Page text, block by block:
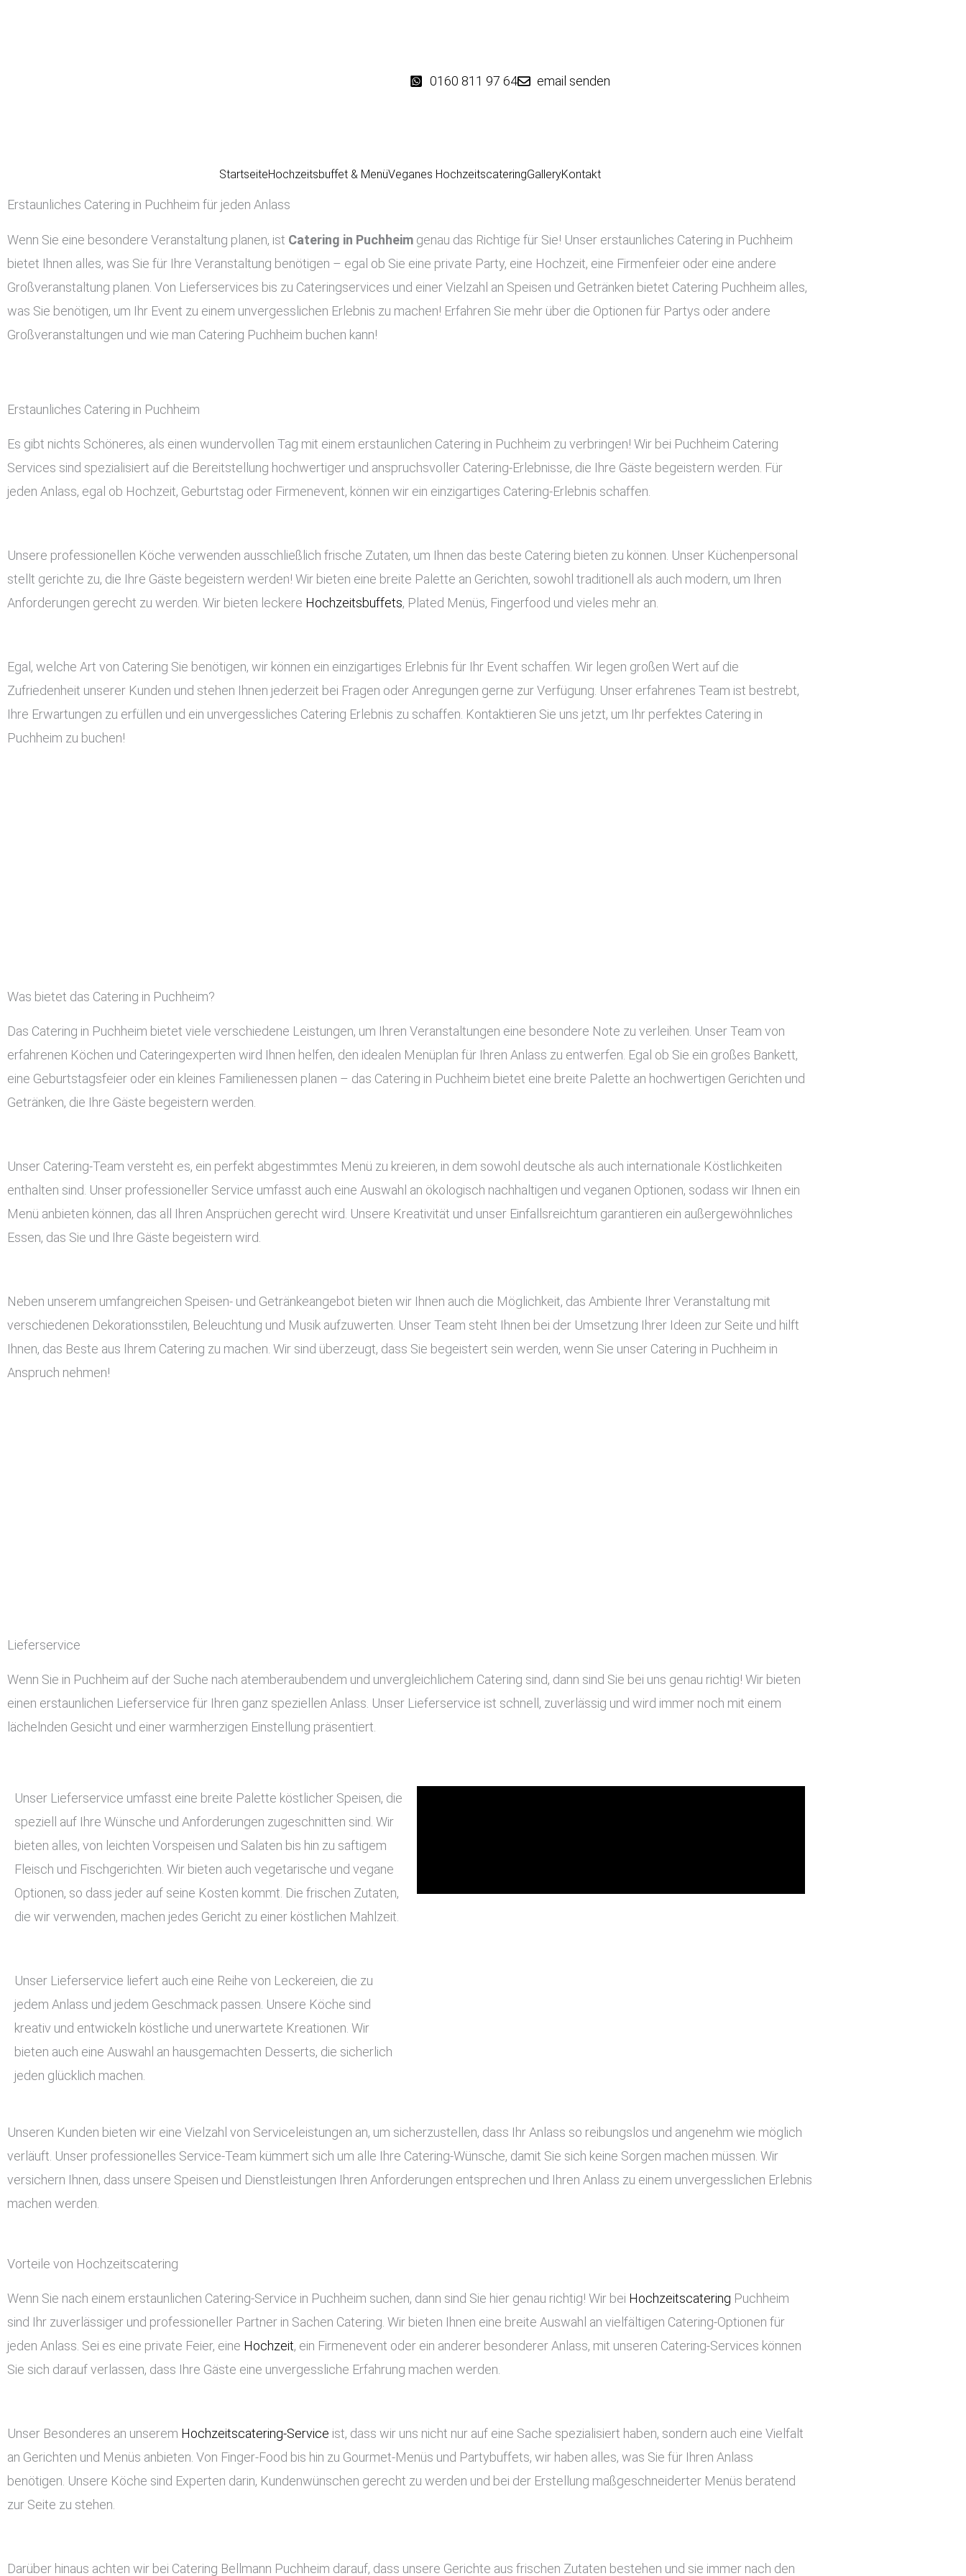
0160 811 97 64
email senden
StartseiteHochzeitsbuffet & MenüVeganes HochzeitscateringGalleryKontakt
Erstaunliches Catering in Puchheim für jeden Anlass
Wenn Sie eine besondere Veranstaltung planen, ist Catering in Puchheim genau das Richtige für Sie! Unser erstaunliches Catering in Puchheim
bietet Ihnen alles, was Sie für Ihre Veranstaltung benötigen – egal ob Sie eine private Party, eine Hochzeit, eine Firmenfeier oder eine andere
Großveranstaltung planen. Von Lieferservices bis zu Cateringservices und einer Vielzahl an Speisen und Getränken bietet Catering Puchheim alles,
was Sie benötigen, um Ihr Event zu einem unvergesslichen Erlebnis zu machen! Erfahren Sie mehr über die Optionen für Partys oder andere
Großveranstaltungen und wie man Catering Puchheim buchen kann!
Erstaunliches Catering in Puchheim
Es gibt nichts Schöneres, als einen wundervollen Tag mit einem erstaunlichen Catering in Puchheim zu verbringen! Wir bei Puchheim Catering
Services sind spezialisiert auf die Bereitstellung hochwertiger und anspruchsvoller Catering-Erlebnisse, die Ihre Gäste begeistern werden. Für
jeden Anlass, egal ob Hochzeit, Geburtstag oder Firmenevent, können wir ein einzigartiges Catering-Erlebnis schaffen.
Unsere professionellen Köche verwenden ausschließlich frische Zutaten, um Ihnen das beste Catering bieten zu können. Unser Küchenpersonal
stellt gerichte zu, die Ihre Gäste begeistern werden! Wir bieten eine breite Palette an Gerichten, sowohl traditionell als auch modern, um Ihren
Anforderungen gerecht zu werden. Wir bieten leckere Hochzeitsbuffets, Plated Menüs, Fingerfood und vieles mehr an.
Egal, welche Art von Catering Sie benötigen, wir können ein einzigartiges Erlebnis für Ihr Event schaffen. Wir legen großen Wert auf die
Zufriedenheit unserer Kunden und stehen Ihnen jederzeit bei Fragen oder Anregungen gerne zur Verfügung. Unser erfahrenes Team ist bestrebt,
Ihre Erwartungen zu erfüllen und ein unvergessliches Catering Erlebnis zu schaffen. Kontaktieren Sie uns jetzt, um Ihr perfektes Catering in
Puchheim zu buchen!
Was bietet das Catering in Puchheim?
Das Catering in Puchheim bietet viele verschiedene Leistungen, um Ihren Veranstaltungen eine besondere Note zu verleihen. Unser Team von
erfahrenen Köchen und Cateringexperten wird Ihnen helfen, den idealen Menüplan für Ihren Anlass zu entwerfen. Egal ob Sie ein großes Bankett,
eine Geburtstagsfeier oder ein kleines Familienessen planen – das Catering in Puchheim bietet eine breite Palette an hochwertigen Gerichten und
Getränken, die Ihre Gäste begeistern werden.
Unser Catering-Team versteht es, ein perfekt abgestimmtes Menü zu kreieren, in dem sowohl deutsche als auch internationale Köstlichkeiten
enthalten sind. Unser professioneller Service umfasst auch eine Auswahl an ökologisch nachhaltigen und veganen Optionen, sodass wir Ihnen ein
Menü anbieten können, das all Ihren Ansprüchen gerecht wird. Unsere Kreativität und unser Einfallsreichtum garantieren ein außergewöhnliches
Essen, das Sie und Ihre Gäste begeistern wird.
Neben unserem umfangreichen Speisen- und Getränkeangebot bieten wir Ihnen auch die Möglichkeit, das Ambiente Ihrer Veranstaltung mit
verschiedenen Dekorationsstilen, Beleuchtung und Musik aufzuwerten. Unser Team steht Ihnen bei der Umsetzung Ihrer Ideen zur Seite und hilft
Ihnen, das Beste aus Ihrem Catering zu machen. Wir sind überzeugt, dass Sie begeistert sein werden, wenn Sie unser Catering in Puchheim in
Anspruch nehmen!
Lieferservice
Wenn Sie in Puchheim auf der Suche nach atemberaubendem und unvergleichlichem Catering sind, dann sind Sie bei uns genau richtig! Wir bieten
einen erstaunlichen Lieferservice für Ihren ganz speziellen Anlass. Unser Lieferservice ist schnell, zuverlässig und wird immer noch mit einem
lächelnden Gesicht und einer warmherzigen Einstellung präsentiert.
Unser Lieferservice umfasst eine breite Palette köstlicher Speisen, die
speziell auf Ihre Wünsche und Anforderungen zugeschnitten sind. Wir
bieten alles, von leichten Vorspeisen und Salaten bis hin zu saftigem
Fleisch und Fischgerichten. Wir bieten auch vegetarische und vegane
Optionen, so dass jeder auf seine Kosten kommt. Die frischen Zutaten,
die wir verwenden, machen jedes Gericht zu einer köstlichen Mahlzeit.
Unser Lieferservice liefert auch eine Reihe von Leckereien, die zu
jedem Anlass und jedem Geschmack passen. Unsere Köche sind
kreativ und entwickeln köstliche und unerwartete Kreationen. Wir
bieten auch eine Auswahl an hausgemachten Desserts, die sicherlich
jeden glücklich machen.
Unseren Kunden bieten wir eine Vielzahl von Serviceleistungen an, um sicherzustellen, dass Ihr Anlass so reibungslos und angenehm wie möglich
verläuft. Unser professionelles Service-Team kümmert sich um alle Ihre Catering-Wünsche, damit Sie sich keine Sorgen machen müssen. Wir
versichern Ihnen, dass unsere Speisen und Dienstleistungen Ihren Anforderungen entsprechen und Ihren Anlass zu einem unvergesslichen Erlebnis
machen werden.
Vorteile von Hochzeitscatering
Wenn Sie nach einem erstaunlichen Catering-Service in Puchheim suchen, dann sind Sie hier genau richtig! Wir bei Hochzeitscatering Puchheim
sind Ihr zuverlässiger und professioneller Partner in Sachen Catering. Wir bieten Ihnen eine breite Auswahl an vielfältigen Catering-Optionen für
jeden Anlass. Sei es eine private Feier, eine Hochzeit, ein Firmenevent oder ein anderer besonderer Anlass, mit unseren Catering-Services können
Sie sich darauf verlassen, dass Ihre Gäste eine unvergessliche Erfahrung machen werden.
Unser Besonderes an unserem Hochzeitscatering-Service ist, dass wir uns nicht nur auf eine Sache spezialisiert haben, sondern auch eine Vielfalt
an Gerichten und Menüs anbieten. Von Finger-Food bis hin zu Gourmet-Menüs und Partybuffets, wir haben alles, was Sie für Ihren Anlass
benötigen. Unsere Köche sind Experten darin, Kundenwünschen gerecht zu werden und bei der Erstellung maßgeschneiderter Menüs beratend
zur Seite zu stehen.
Darüber hinaus achten wir bei Catering Bellmann Puchheim darauf, dass unsere Gerichte aus frischen Zutaten bestehen und sie immer nach den